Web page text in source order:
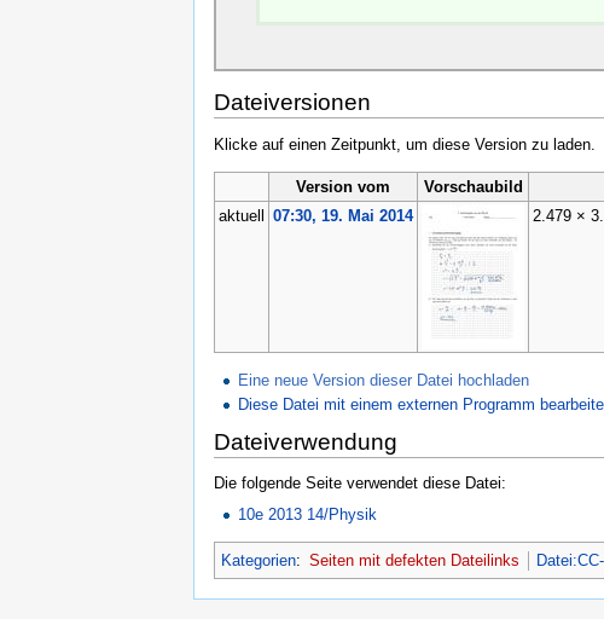
Dateiversionen
Klicke auf einen Zeitpunkt, um diese Version zu laden.
Version vom Vorschaubild
aktuell
07:30, 19. Mai 2014 2.479 ×
Eine neue Version dieser Datei hochladen
Diese Datei mit einem externen Programm
Dateiverwendung
Die folgende Seite verwendet diese Datei:
10e 2013 14/Physik
Kategorien: Seiten mit defekten Dateilinks